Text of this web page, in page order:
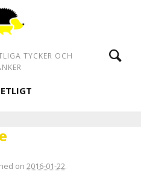
TYCKER OCH
on 2016-01-22.